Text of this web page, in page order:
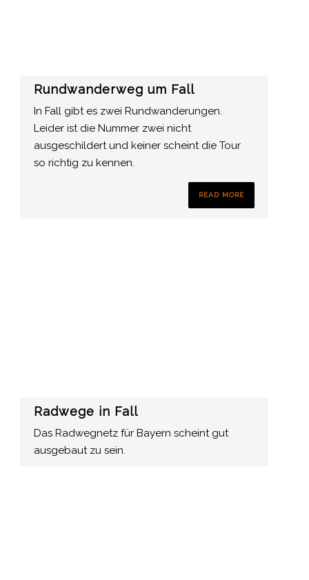
Rundwanderweg um Fall
In Fall gibt es zwei Rundwanderungen.
Leider ist die Nummer zwei nicht
ausgeschildert und keiner scheint die Tour
so richtig zu kennen.
READ MORE
Radwege in Fall
Das Radwegnetz für Bayern scheint gut
ausgebaut zu sein.